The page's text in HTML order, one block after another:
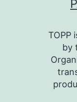
TOPP
by